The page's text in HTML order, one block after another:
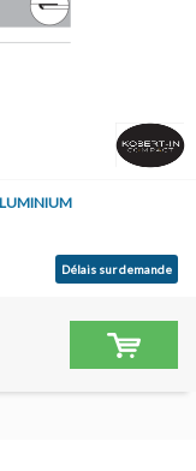
Délais sur demande